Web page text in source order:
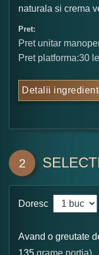
naturala si crema
Pret:
Pret unitar
Pret platforma:30
Detalii
2
Doresc
Avand o greutate
135 grame portia)